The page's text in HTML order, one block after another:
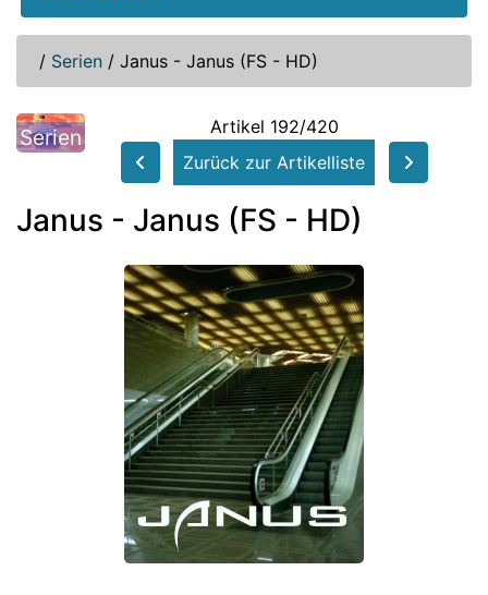
/ Serien / Janus - Janus (FS - HD)
Serien
Artikel 192/420
Zurück zur Artikelliste
Janus - Janus (FS - HD)